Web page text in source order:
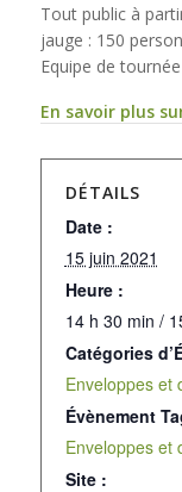
Tout public à
jauge : 150
Equipe de
En savoir plus
DÉTAILS
Date :
15 juin 2021
Heure :
14 h 30 min /
Catégories
Enveloppes et
Évènement
Enveloppes et
Site :